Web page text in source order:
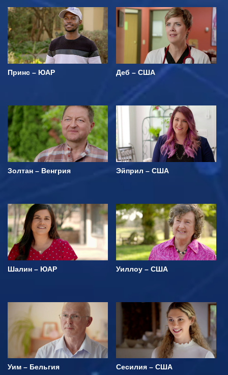
Принс – ЮАР Деб – США
Золтан – Венгрия Эйприл – США
Шалин – ЮАР Уиллоу – США
Уим – Бельгия Сесилия – США